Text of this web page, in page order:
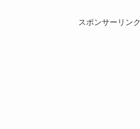
スポンサーリンク